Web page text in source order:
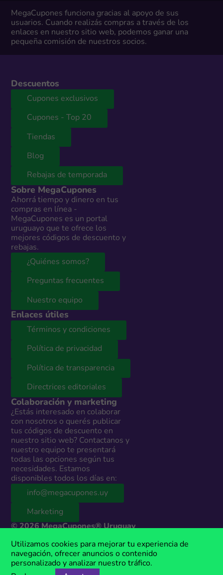
MegaCupones funciona gracias al apoyo de sus
usuarios. Cuando realizás compras a través de los
enlaces en nuestro sitio web, podemos ganar una
pequeña comisión de nuestros socios.
Descuentos
Cupones exclusivos
Cupones - Top 20
Tiendas
Blog
Rebajas de temporada
Sobre MegaCupones
Ahorrá tiempo y dinero en tus
compras en línea -
MegaCupones es un portal
uruguayo que te ofrece los
mejores códigos de descuento y
rebajas.
¿Quiénes somos?
Preguntas frecuentes
Nuestro equipo
Enlaces útiles
Términos y condiciones
Política de privacidad
Política de transparencia
Directrices editoriales
Colaboración y marketing
¿Estás interesado en colaborar
con nosotros o querés publicar
tus códigos de descuento en
nuestro sitio web? Contactanos y
nuestro equipo te presentará
todas las opciones según tus
necesidades. Estamos
disponibles todos los días en:
info@megacupones.uy
Marketing
© 2026 MegaCupones® Uruguay
Este sitio web contiene enlaces de afiliados a productos y servicios de
terceros. Si realizás una compra a través de estos enlaces, podemos
recibir una comisión sin costo adicional para vos. MegaCupones® es
una marca registrada, propiedad de Anima Media.
Utilizamos cookies para mejorar tu experiencia de
navegación, ofrecer anuncios o contenido
personalizado y analizar nuestro tráfico.